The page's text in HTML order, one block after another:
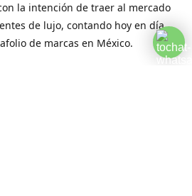
la intención de traer al mercado
de lujo, contando hoy en día
de marcas en México.